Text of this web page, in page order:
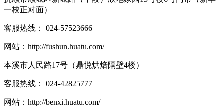
一校正对面）
客服热线： 024-57523666
网站： http://fushun.huatu.com/
本溪市人民路17号（鼎悦烘焙隔壁4楼）
客服热线： 024-42825777
网站： http://benxi.huatu.com/